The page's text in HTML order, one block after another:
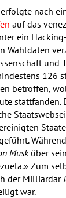
nach
auf das
ein
Wahldaten
und
126
betroffen,
stattfanden.
Musküber
Zum
der Milliardär
war.